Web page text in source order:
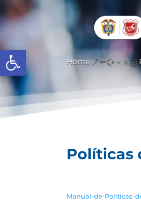
Abrir barra de herramientas
Home &#x39;
Políticas
Manual-de-Politicas-